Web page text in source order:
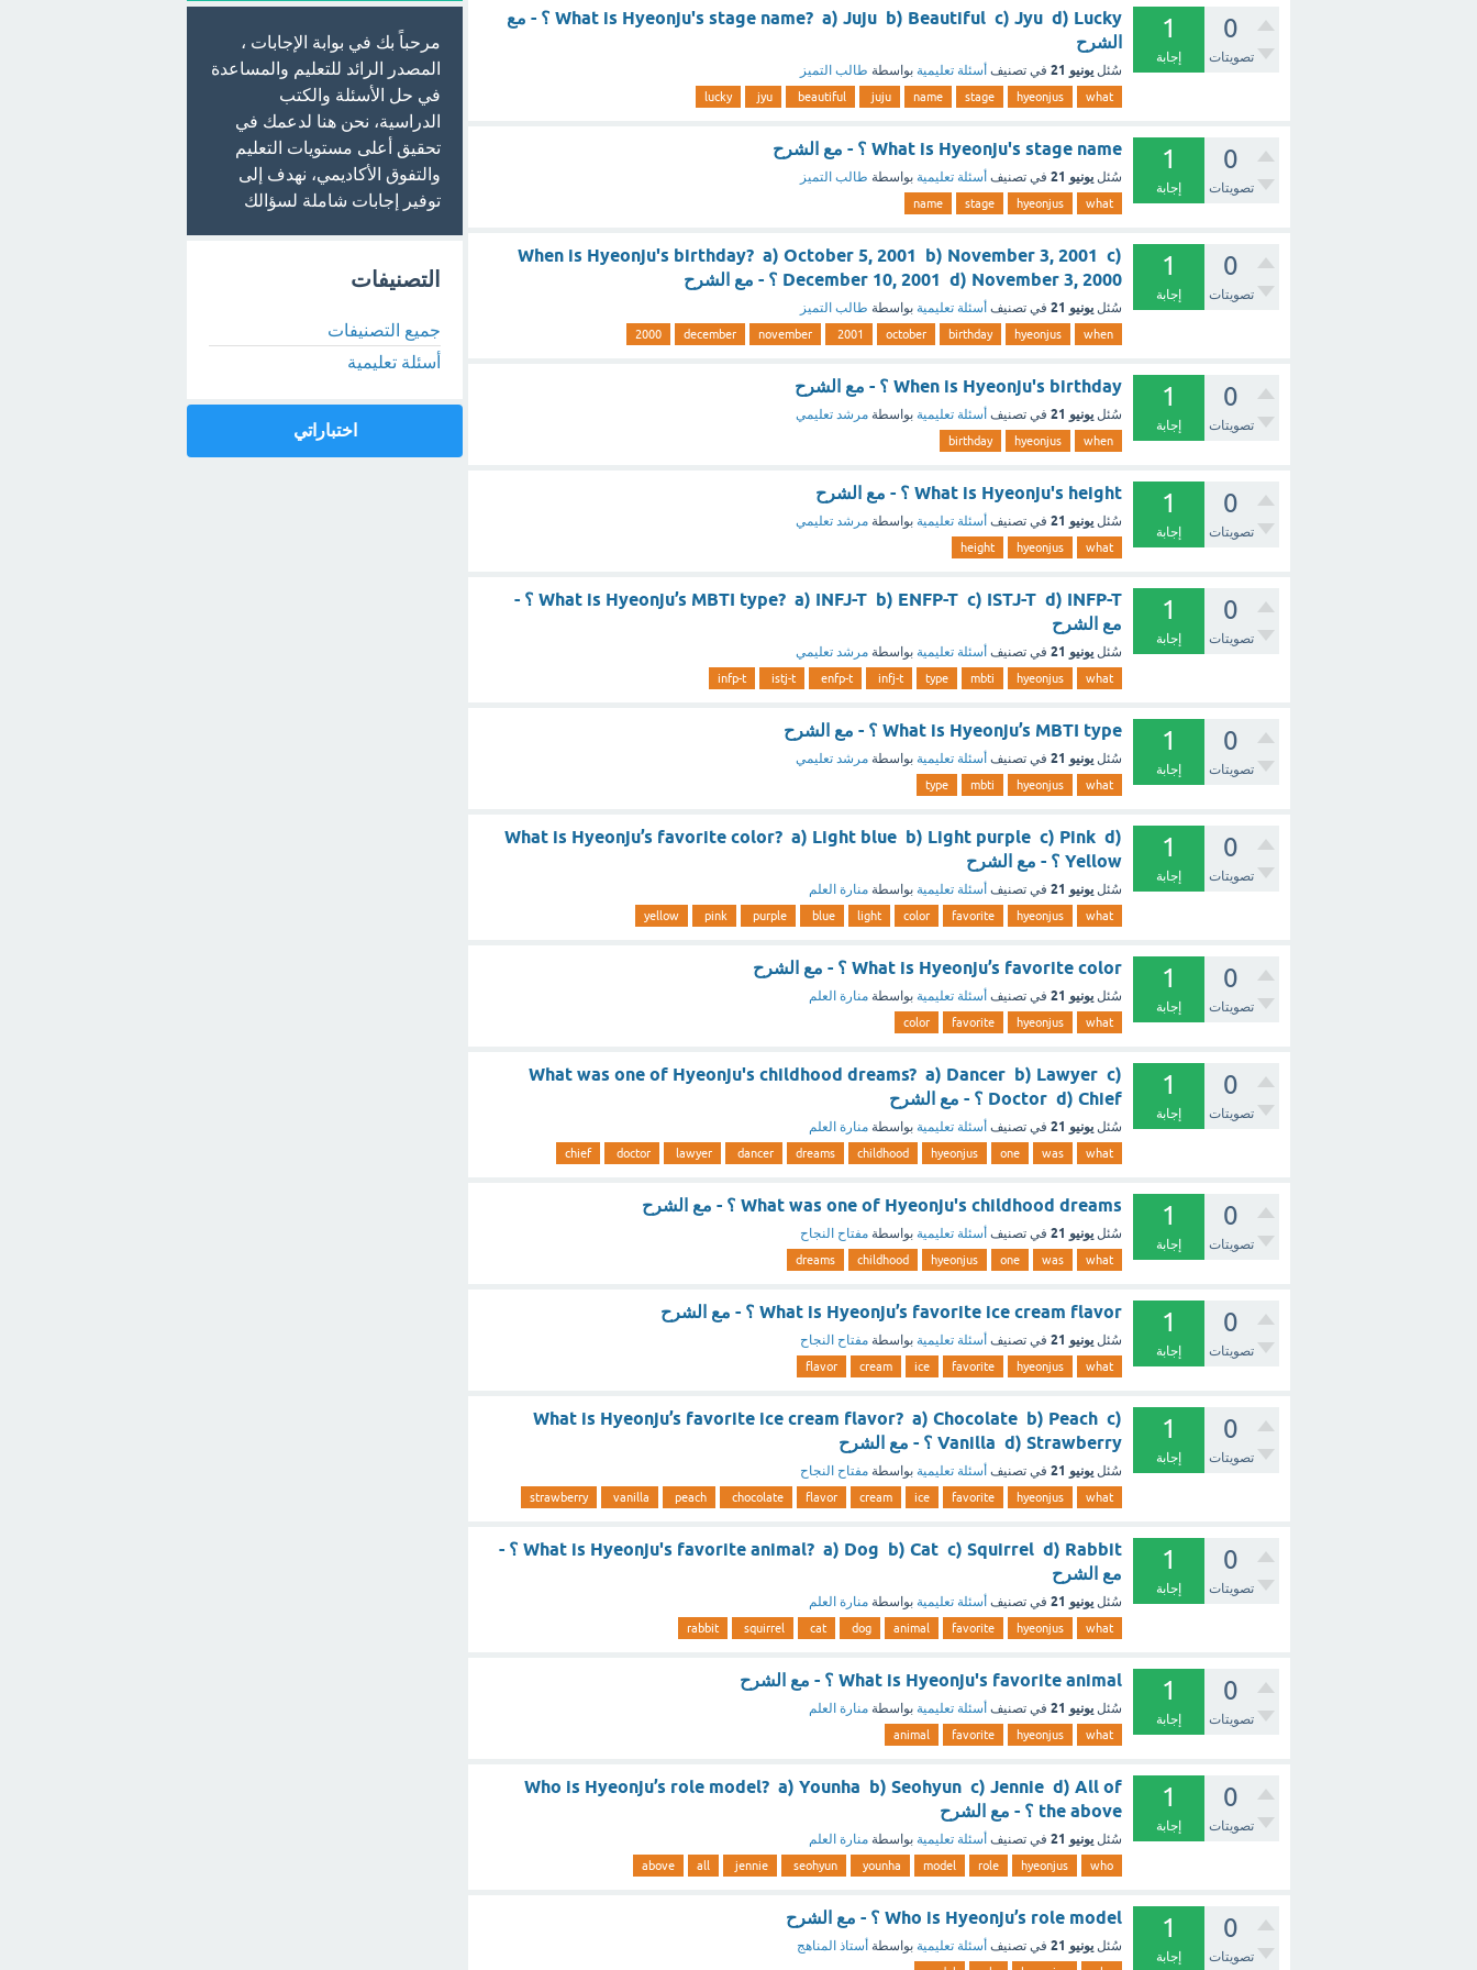
0
تصويتات
1
إجابة
What is Hyeonju's stage name? a) Juju b) Beautiful c) Jyu d) Lucky ؟ - مع
الشرح
سُئل يونيو 21 في تصنيف أسئلة تعليمية بواسطة طالب التميز
what
hyeonjus
stage
name
juju
beautiful
jyu
lucky
0
تصويتات
1
إجابة
What is Hyeonju's stage name ؟ - مع الشرح
سُئل يونيو 21 في تصنيف أسئلة تعليمية بواسطة طالب التميز
what
hyeonjus
stage
name
0
تصويتات
1
إجابة
When is Hyeonju's birthday? a) October 5, 2001 b) November 3, 2001 c)
December 10, 2001 d) November 3, 2000 ؟ - مع الشرح
سُئل يونيو 21 في تصنيف أسئلة تعليمية بواسطة طالب التميز
when
hyeonjus
birthday
october
2001
november
december
2000
0
تصويتات
1
إجابة
When is Hyeonju's birthday ؟ - مع الشرح
سُئل يونيو 21 في تصنيف أسئلة تعليمية بواسطة مرشد تعليمي
when
hyeonjus
birthday
0
تصويتات
1
إجابة
What is Hyeonju's height ؟ - مع الشرح
سُئل يونيو 21 في تصنيف أسئلة تعليمية بواسطة مرشد تعليمي
what
hyeonjus
height
0
تصويتات
1
إجابة
What is Hyeonju’s MBTI type? a) INFJ-T b) ENFP-T c) ISTJ-T d) INFP-T ؟ -
مع الشرح
سُئل يونيو 21 في تصنيف أسئلة تعليمية بواسطة مرشد تعليمي
what
hyeonjus
mbti
type
infj-t
enfp-t
istj-t
infp-t
0
تصويتات
1
إجابة
What is Hyeonju’s MBTI type ؟ - مع الشرح
سُئل يونيو 21 في تصنيف أسئلة تعليمية بواسطة مرشد تعليمي
what
hyeonjus
mbti
type
0
تصويتات
1
إجابة
What is Hyeonju’s favorite color? a) Light blue b) Light purple c) Pink d)
Yellow ؟ - مع الشرح
سُئل يونيو 21 في تصنيف أسئلة تعليمية بواسطة منارة العلم
what
hyeonjus
favorite
color
light
blue
purple
pink
yellow
0
تصويتات
1
إجابة
What is Hyeonju’s favorite color ؟ - مع الشرح
سُئل يونيو 21 في تصنيف أسئلة تعليمية بواسطة منارة العلم
what
hyeonjus
favorite
color
0
تصويتات
1
إجابة
What was one of Hyeonju's childhood dreams? a) Dancer b) Lawyer c)
Doctor d) Chief ؟ - مع الشرح
سُئل يونيو 21 في تصنيف أسئلة تعليمية بواسطة منارة العلم
what
was
one
hyeonjus
childhood
dreams
dancer
lawyer
doctor
chief
0
تصويتات
1
إجابة
What was one of Hyeonju's childhood dreams ؟ - مع الشرح
سُئل يونيو 21 في تصنيف أسئلة تعليمية بواسطة مفتاح النجاح
what
was
one
hyeonjus
childhood
dreams
0
تصويتات
1
إجابة
What is Hyeonju’s favorite ice cream flavor ؟ - مع الشرح
سُئل يونيو 21 في تصنيف أسئلة تعليمية بواسطة مفتاح النجاح
what
hyeonjus
favorite
ice
cream
flavor
0
تصويتات
1
إجابة
What is Hyeonju’s favorite ice cream flavor? a) Chocolate b) Peach c)
Vanilla d) Strawberry ؟ - مع الشرح
سُئل يونيو 21 في تصنيف أسئلة تعليمية بواسطة مفتاح النجاح
what
hyeonjus
favorite
ice
cream
flavor
chocolate
peach
vanilla
strawberry
0
تصويتات
1
إجابة
What is Hyeonju's favorite animal? a) Dog b) Cat c) Squirrel d) Rabbit ؟ -
مع الشرح
سُئل يونيو 21 في تصنيف أسئلة تعليمية بواسطة منارة العلم
what
hyeonjus
favorite
animal
dog
cat
squirrel
rabbit
0
تصويتات
1
إجابة
What is Hyeonju's favorite animal ؟ - مع الشرح
سُئل يونيو 21 في تصنيف أسئلة تعليمية بواسطة منارة العلم
what
hyeonjus
favorite
animal
0
تصويتات
1
إجابة
Who is Hyeonju’s role model? a) Younha b) Seohyun c) Jennie d) All of
the above ؟ - مع الشرح
سُئل يونيو 21 في تصنيف أسئلة تعليمية بواسطة منارة العلم
who
hyeonjus
role
model
younha
seohyun
jennie
all
above
0
تصويتات
1
إجابة
Who is Hyeonju’s role model ؟ - مع الشرح
سُئل يونيو 21 في تصنيف أسئلة تعليمية بواسطة أستاذ المناهج
مرحباً بك في بوابة الإجابات ،
المصدر الرائد للتعليم والمساعدة
في حل الأسئلة والكتب
الدراسية، نحن هنا لدعمك في
تحقيق أعلى مستويات التعليم
والتفوق الأكاديمي، نهدف إلى
توفير إجابات شاملة لسؤالك
التصنيفات
جميع التصنيفات
أسئلة تعليمية
اختباراتي